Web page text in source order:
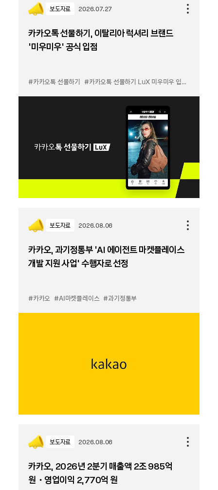
보도자료 2026.07.27
카카오톡 선물하기, 이탈리아 럭셔리 브랜드
'미우미우' 공식 입점
#카카오톡 선물하기 #카카오톡 선물하기 LuX 미우미우 입점
보도자료 2026.08.06
카카오, 과기정통부 ‘AI 에이전트 마켓플레이스
개발 지원 사업’ 수행자로 선정
#카카오 #AI마켓플레이스 #과기정통부
보도자료 2026.08.06
카카오, 2026년 2분기 매출액 2조 985억
원・영업이익 2,770억 원